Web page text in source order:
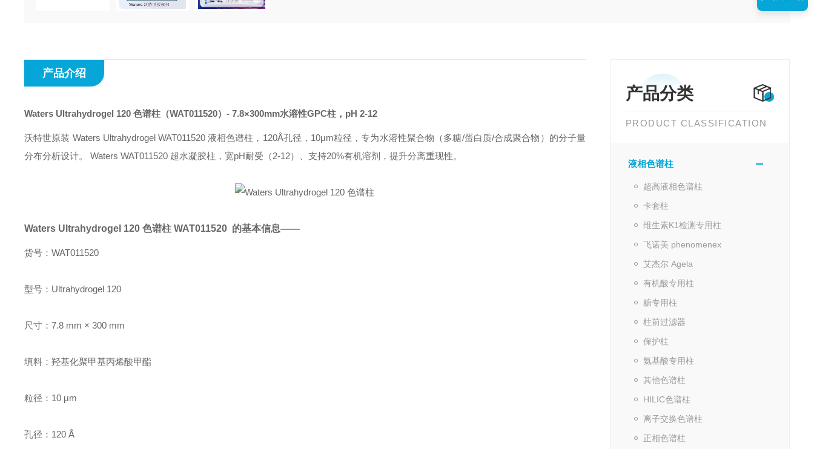
产品分类
PRODUCT CLASSIFICATION
液相色谱柱
超高液相色谱柱
卡套柱
维生素K1检测专用柱
飞诺美 phenomenex
艾杰尔 Agela
有机酸专用柱
糖专用柱
柱前过滤器
保护柱
氨基酸专用柱
其他色谱柱
HILIC色谱柱
离子交换色谱柱
正相色谱柱
产品介绍
Waters Ultrahydrogel 120 色谱柱 （WAT011520）- 7.8×300mm水溶性GPC柱，pH 2-12
沃特世原装 Waters Ultrahydrogel WAT011520 液相色谱柱，120Å孔径，10μm粒径，专为水溶性聚合物（多糖/蛋白质/合成聚合物）的分子量
分布分析设计。 Waters WAT011520 超水凝胶柱，宽pH耐受（2-12）、支持20%有机溶剂，提升分离重现性。
Waters Ultrahydrogel 120 色谱柱 WAT011520 的基本信息——
货号： WAT011520
型号： Ultrahydrogel 120
尺寸： 7.8 mm × 300 mm
填料： 羟基化聚甲基丙烯酸甲酯
粒径： 10 μm
孔径： 120 Å